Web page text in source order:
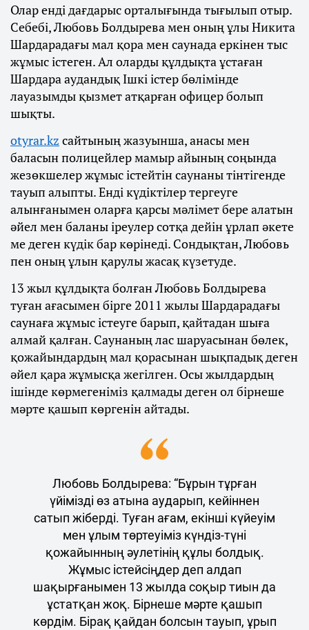
Олар енді дағдарыс орталығында тығылып отыр.
Себебі, Любовь Болдырева мен оның ұлы Никита
Шардарадағы мал қора мен саунада еркінен тыс
жұмыс істеген. Ал оларды құлдықта ұстаған
Шардара аудандық Ішкі істер бөлімінде
лауазымды қызмет атқарған офицер болып
шықты.
otyrar.kz сайтының жазуынша, анасы мен
баласын полицейлер мамыр айының соңында
жезөкшелер жұмыс істейтін саунаны тінтігенде
тауып алыпты. Енді күдіктілер тергеуге
алынғанымен оларға қарсы мәлімет бере алатын
әйел мен баланы іреулер сотқа дейін ұрлап әкете
ме деген күдік бар көрінеді. Сондықтан, Любовь
пен оның ұлын қарулы жасақ күзетуде.
13 жыл құлдықта болған Любовь Болдырева
туған ағасымен бірге 2011 жылы Шардарадағы
саунаға жұмыс істеуге барып, қайтадан шыға
алмай қалған. Саунаның лас шаруасынан бөлек,
қожайындардың мал қорасынан шықпадық деген
әйел қара жұмысқа жегілген. Осы жылдардың
ішінде көрмегеніміз қалмады деген ол бірнеше
мәрте қашып көргенін айтады.
Любовь Болдырева: “Бұрын тұрған
үйімізді өз атына аударып, кейіннен
сатып жіберді. Туған ағам, екінші күйеуім
мен ұлым төртеуіміз күндіз-түні
қожайынның әулетінің құлы болдық.
Жұмыс істейсіңдер деп алдап
шақырғанымен 13 жылда соқыр тиын да
ұстатқан жоқ. Бірнеше мәрте қашып
көрдім. Бірақ қайдан болсын тауып, ұрып